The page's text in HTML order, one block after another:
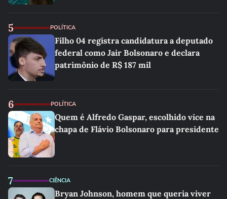
5 POLÍTICA
Filho 04 registra candidatura a deputado
federal como Jair Bolsonaro e declara
patrimônio de R$ 187 mil
6 POLÍTICA
Quem é Alfredo Gaspar, escolhido vice na
chapa de Flávio Bolsonaro para presidente
7 CIÊNCIA
Bryan Johnson, homem que queria viver